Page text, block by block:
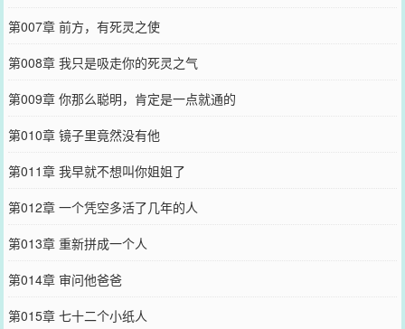
第007章 前方，有死灵之使
第008章 我只是吸走你的死灵之气
第009章 你那么聪明，肯定是一点就通的
第010章 镜子里竟然没有他
第011章 我早就不想叫你姐姐了
第012章 一个凭空多活了几年的人
第013章 重新拼成一个人
第014章 审问他爸爸
第015章 七十二个小纸人